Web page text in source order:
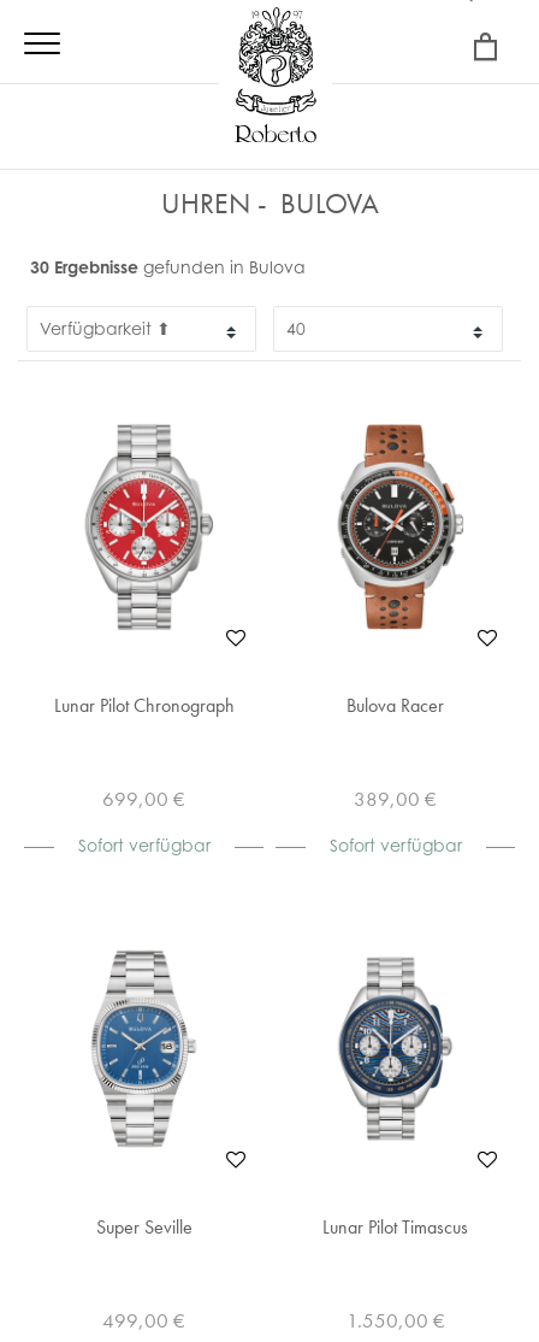
×
UHREN BULOVA
30 Ergebnisse gefunden in Bulova
Lunar Pilot Chronograph
699,00 €
Sofort verfügbar
Bulova Racer
389,00 €
Sofort verfügbar
Super Seville
499,00 €
Lunar Pilot Timascus
1.550,00 €